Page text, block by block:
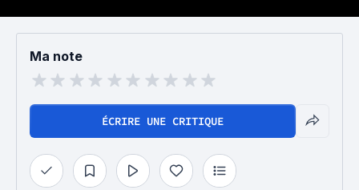
Ma note
ÉCRIRE UNE CRITIQUE